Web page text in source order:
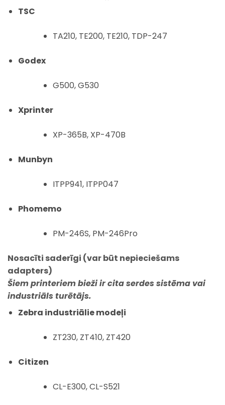
TSC
TA210, TE200, TE210, TDP-247
Godex
G500, G530
Xprinter
XP-365B, XP-470B
Munbyn
ITPP941, ITPP047
Phomemo
PM-246S, PM-246Pro
Nosacīti saderīgi (var būt nepieciešams
adapters)
Šiem printeriembieži ir cita serdes sistēma vai
industriāls turētājs.
Zebra industriālie modeļi
ZT230, ZT410, ZT420
Citizen
CL-E300, CL-S521